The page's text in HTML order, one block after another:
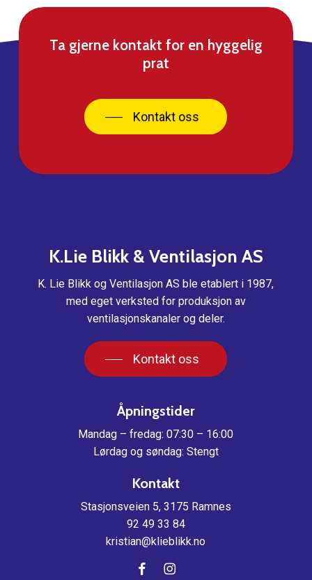
Ta gjerne kontakt for en hyggelig
prat
Kontakt oss
K.Lie Blikk &Ventilasjon AS
K. Lie Blikk og Ventilasjon AS ble etablert i 1987,
med eget verksted for produksjon av
ventilasjonskanaler og deler.
Kontakt oss
Åpningstider
Mandag – fredag: 07:30 – 16:00
Lørdag og søndag: Stengt
Kontakt
Stasjonsveien 5, 3175 Ramnes
92 49 33 84
kristian@klieblikk.no